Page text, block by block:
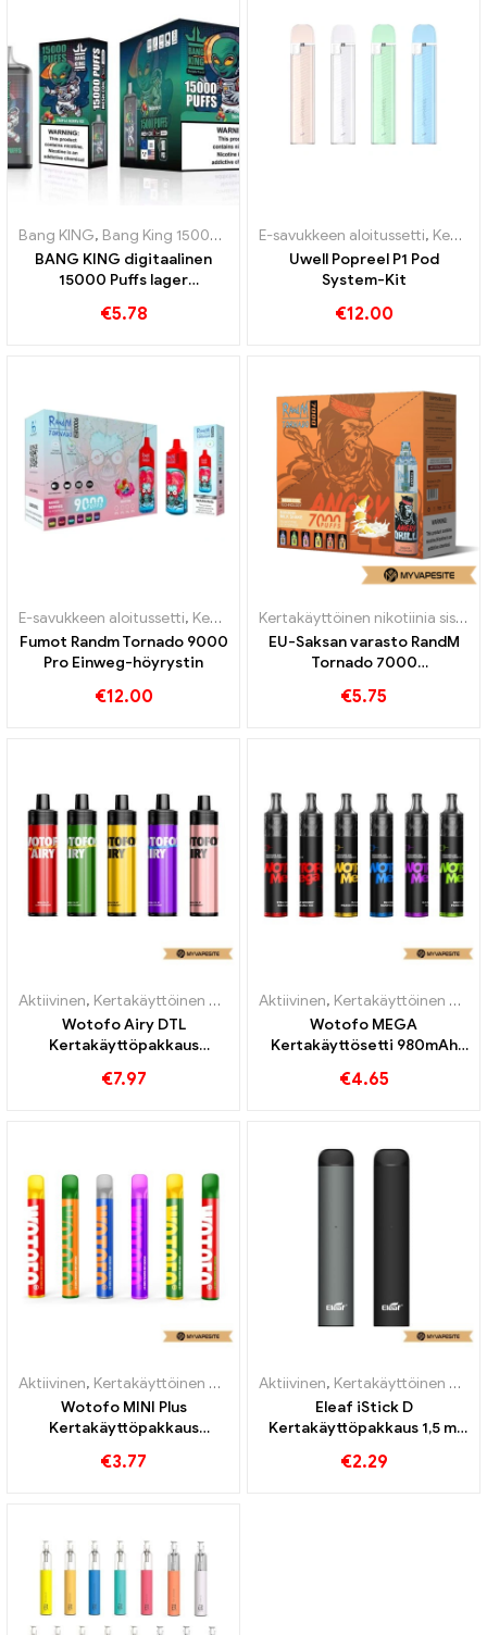
Bang KING, Bang King 15000 Puffs ,Kertakäyttöinen nikotiinia
BANG KING digitaalinen
15000 Puffs lager
nautinto
€5.78
E-savukkeen aloitussetti, Kertakäyttöinen nikotiinia sisältävä sähkötupakka
Uwell Popreel P1 Pod
System-Kit
€12.00
E-savukkeen aloitussetti, Kertakäyttöinen nikotiinia sisältävä sähkötupakka
Fumot Randm Tornado 9000
Pro Einweg-höyrystin
€12.00
Kertakäyttöinen nikotiinia sisältävä sähkötupakka
EU-Saksan varasto RandM
Tornado 7000
Puffs
€5.75
Aktiivinen, Kertakäyttöinen nikotiinia sisältävä sähkötupakka ,
Wotofo Airy DTL
Kertakäyttöpakkaus
sähkösavukkeiden
€7.97
Aktiivinen, Kertakäyttöinen nikotiinia sisältävä sähkötupakka
Wotofo MEGA
Kertakäyttösetti 980mAh
tukkumyynti丨Räätälöity
€4.65
Aktiivinen, Kertakäyttöinen nikotiinia sisältävä sähkötupakka ,
Wotofo MINI Plus
Kertakäyttöpakkaus
sähkösavukkeiden
€3.77
Aktiivinen, Kertakäyttöinen nikotiinia sisältävä sähkötupakka
Eleaf iStick D
Kertakäyttöpakkaus 1,5 ml
savukkeet Tukkumyynti丨
€2.29